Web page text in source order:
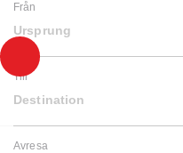
Från
Ursprung
Till
Destination
Avresa